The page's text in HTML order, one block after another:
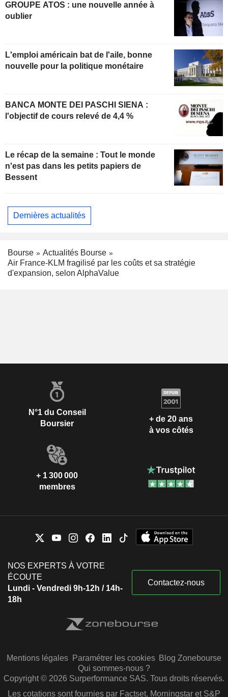
GROUPE ATOS : une nouvelle année à
oublier
L'emploi américain bat de l'aile, bonne
nouvelle pour la politique monétaire
BANCA MONTE DEI PASCHI SIENA :
l'objectif de cours relevé de 4,4 %
Le récap de la semaine : Tout le monde
n'est pas dans les petits papiers de
Bessent
Dernières actualités
Bourse
Actualités Bourse
Air France-KLM fragilisé par les coûts et sa stratégie
d'expansion, selon AlphaValue
N°1 du Conseil
Boursier
+ de 20 ans
à vos côtés
+ 1 300 000
membres
NOS EXPERTS À VOTRE
ÉCOUTE
Lundi - Vendredi 9h-12h / 14h-
18h
Contactez-nous
Mentions légales Paramétrer les cookies Blog Zonebourse
Qui sommes-nous ?
Copyright © 2026 Surperformance SAS. Tous droits réservés.
Les cotations sont fournies par Factset, Morningstar et S&P